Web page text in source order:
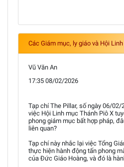
Các Giám mục, ly giáo và Hội
Vũ Văn An
17:35 08/02/2026
Tạp chí The Pillar, số ngày 06/02/
việc Hội Linh mục Thánh Piô X
phong giám mục bất hợp pháp,
liên quan?
Tạp chí này nhắc lại việc Tổng
thực hiện hành động tấn phong
của Đức Giáo Hoàng, và đó là